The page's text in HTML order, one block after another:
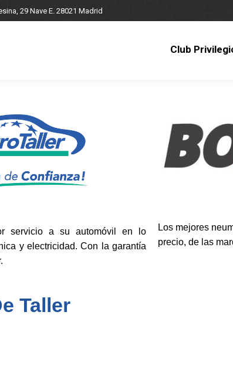
29 Nave E. 28021 Madrid
Club
servicio a su automóvil en lo
y electricidad. Con la garantía
Los mejores
precio, de las
Taller